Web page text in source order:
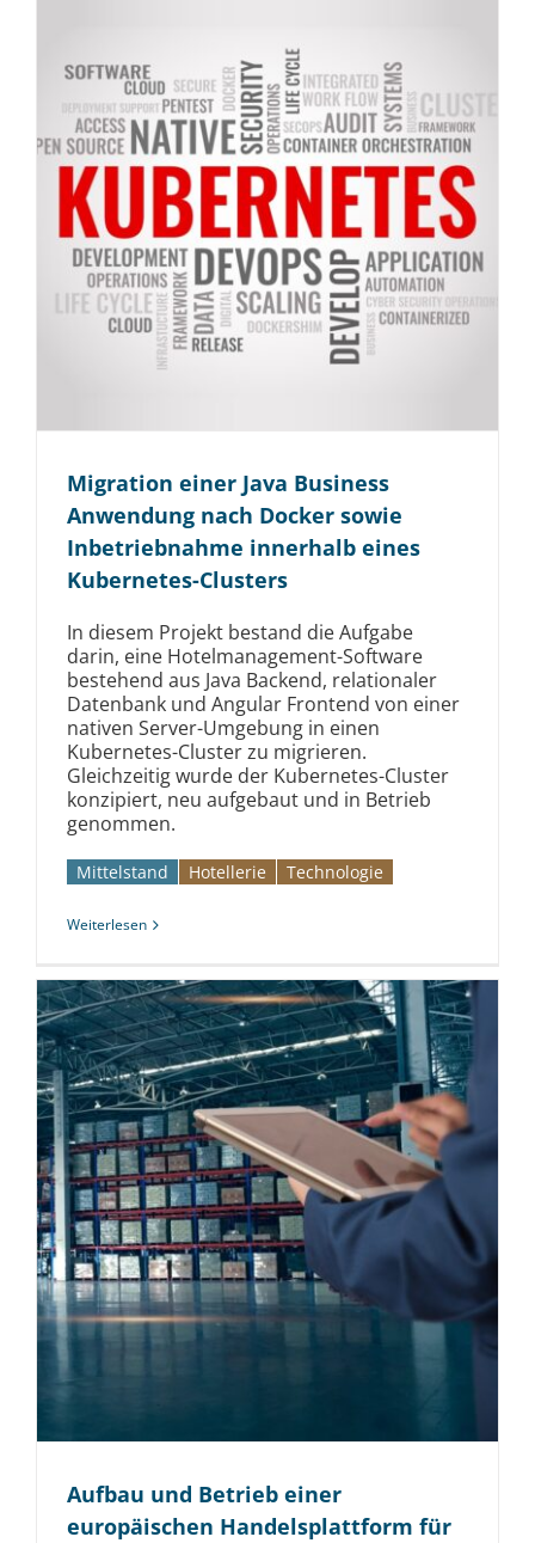
Migration einer Java Business
Anwendung nach Docker sowie
Inbetriebnahme innerhalb eines
Kubernetes-Clusters
In diesem Projekt bestand die Aufgabe
darin, eine Hotelmanagement-Software
bestehend aus Java Backend, relationaler
Datenbank und Angular Frontend von einer
nativen Server-Umgebung in einen
Kubernetes-Cluster zu migrieren.
Gleichzeitig wurde der Kubernetes-Cluster
konzipiert, neu aufgebaut und in Betrieb
genommen.
Mittelstand Hotellerie Technologie
Weiterlesen
Aufbau und Betrieb einer
europäischen Handels­plattform für